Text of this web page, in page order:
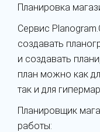
Планировка
Сервис
создавать
и создавать
план можно как
так и для
Планировщик
работы: